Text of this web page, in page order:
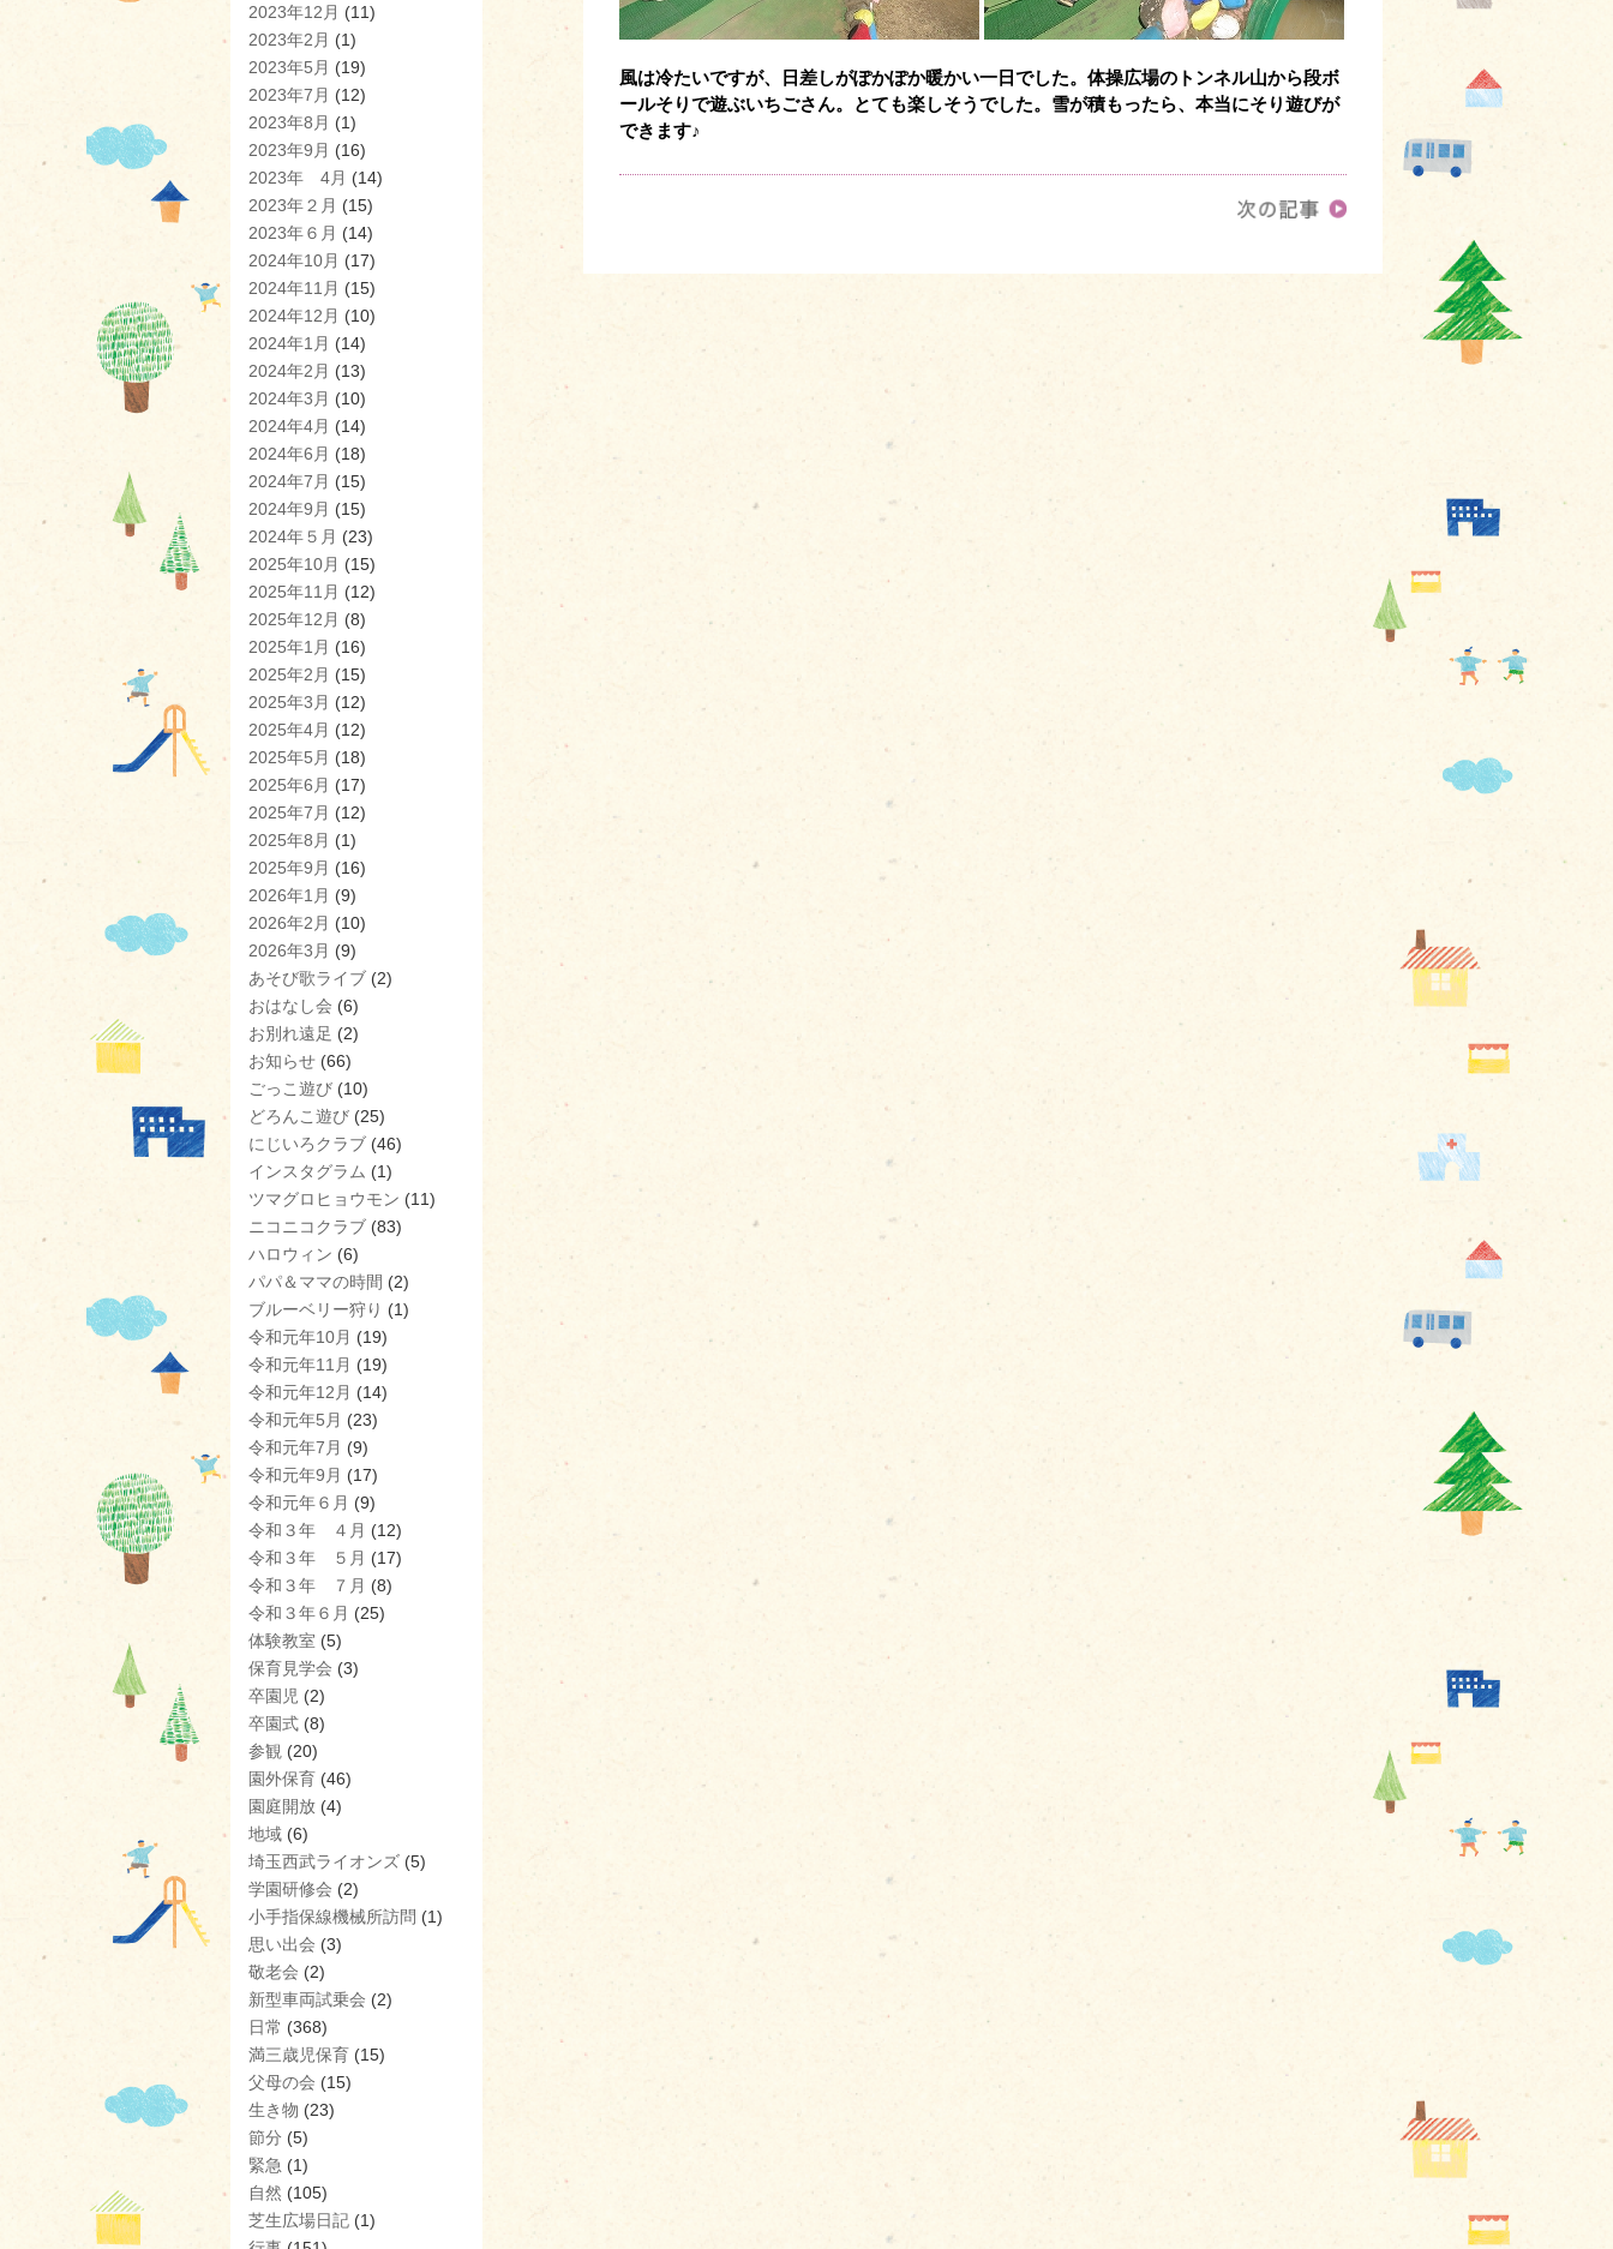
2023年12月 (11)
2023年2月 (1)
2023年5月 (19)
2023年7月 (12)
2023年8月 (1)
2023年9月 (16)
2023年 4月 (14)
2023年２月 (15)
2023年６月 (14)
2024年10月 (17)
2024年11月 (15)
2024年12月 (10)
2024年1月 (14)
2024年2月 (13)
2024年3月 (10)
2024年4月 (14)
2024年6月 (18)
2024年7月 (15)
2024年9月 (15)
2024年５月 (23)
2025年10月 (15)
2025年11月 (12)
2025年12月 (8)
2025年1月 (16)
2025年2月 (15)
2025年3月 (12)
2025年4月 (12)
2025年5月 (18)
2025年6月 (17)
2025年7月 (12)
2025年8月 (1)
2025年9月 (16)
2026年1月 (9)
2026年2月 (10)
2026年3月 (9)
あそび歌ライブ (2)
おはなし会 (6)
お別れ遠足 (2)
お知らせ (66)
ごっこ遊び (10)
どろんこ遊び (25)
にじいろクラブ (46)
インスタグラム (1)
ツマグロヒョウモン (11)
ニコニコクラブ (83)
ハロウィン (6)
パパ＆ママの時間 (2)
ブルーベリー狩り (1)
令和元年10月 (19)
令和元年11月 (19)
令和元年12月 (14)
令和元年5月 (23)
令和元年7月 (9)
令和元年9月 (17)
令和元年６月 (9)
令和３年 ４月 (12)
令和３年 ５月 (17)
令和３年 ７月 (8)
令和３年６月 (25)
体験教室 (5)
保育見学会 (3)
卒園児 (2)
卒園式 (8)
参観 (20)
園外保育 (46)
園庭開放 (4)
地域 (6)
埼玉西武ライオンズ (5)
学園研修会 (2)
小手指保線機械所訪問 (1)
思い出会 (3)
敬老会 (2)
新型車両試乗会 (2)
日常 (368)
満三歳児保育 (15)
父母の会 (15)
生き物 (23)
節分 (5)
緊急 (1)
自然 (105)
芝生広場日記 (1)
風は冷たいですが、日差しがぽかぽか暖かい一日でした。体操広場のトンネル山から段ボ
ールそりで遊ぶいちごさん。とても楽しそうでした。雪が積もったら、本当にそり遊びが
できます♪